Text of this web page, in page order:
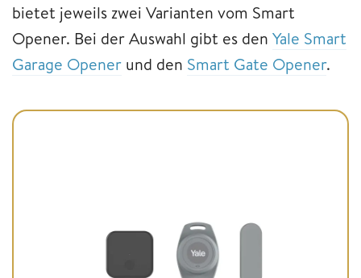
bietet jeweils zwei Varianten vom Smart
Opener. Bei der Auswahl gibt es den Yale Smart
Garage Opener und den Smart Gate Opener.